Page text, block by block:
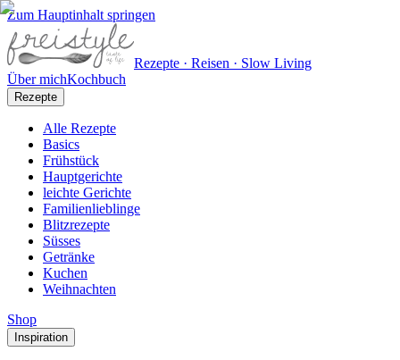
Zum Hauptinhalt springen
Rezepte · Reisen · Slow Living
Über michKochbuch
Rezepte
Alle Rezepte
Basics
Frühstück
Hauptgerichte
leichte Gerichte
Familienlieblinge
Blitzrezepte
Süsses
Getränke
Kuchen
Weihnachten
Shop
Inspiration